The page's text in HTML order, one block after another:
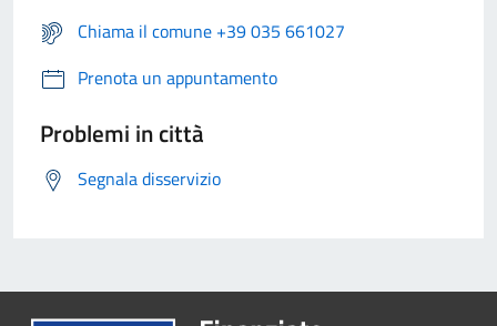
Chiama il comune +39 035 661027
Prenota un appuntamento
Problemi in città
Segnala disservizio